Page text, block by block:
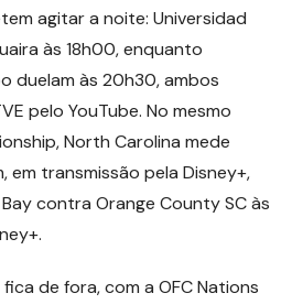
agitar a noite: Universidad
às 18h00, enquanto
duelam às 20h30, ambos
pelo YouTube. No mesmo
North Carolina mede
em transmissão pela Disney+,
contra Orange County SC às
de fora, com a OFC Nations